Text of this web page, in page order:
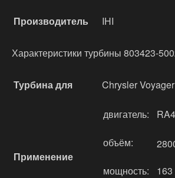
Производитель IHI
Характеристики турбины 803423-
Турбина для Chrysler
Применение
двигатель:
объём:
мощность: 163